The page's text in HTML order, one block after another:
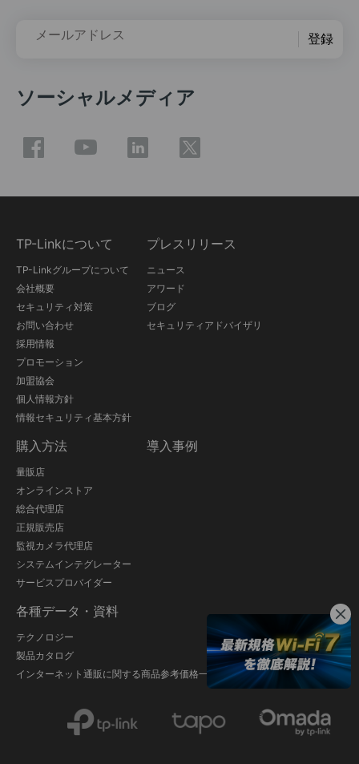
メールアドレス 登録
ソーシャルメディア
TP-Linkについて
TP-Linkグループについて
会社概要
セキュリティ対策
お問い合わせ
採用情報
プロモーション
加盟協会
個人情報方針
情報セキュリティ基本方針
プレスリリース
ニュース
アワード
ブログ
セキュリティアドバイザリ
購入方法
量販店
オンラインストア
総合代理店
正規販売店
監視カメラ代理店
システムインテグレーター
サービスプロバイダー
導入事例
各種データ・資料
テクノロジー
製品カタログ
インターネット通販に関する商品参考価格一覧